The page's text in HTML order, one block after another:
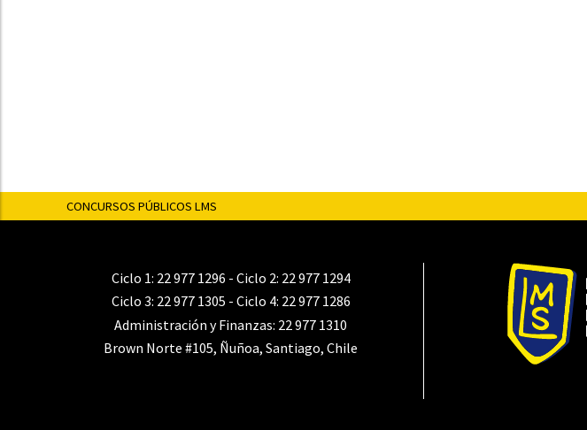
CONCURSOS PÚBLICOS LMS
Ciclo 1: 22 977 1296 - Ciclo 2: 22 977 1294
Ciclo 3: 22 977 1305 - Ciclo 4: 22 977 1286
Administración y Finanzas: 22 977 1310
Brown Norte #105, Ñuñoa, Santiago, Chile